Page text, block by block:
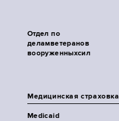
Отдел по
деламветеранов
вооруженныхсил
Медицинская страховка
Medicaid